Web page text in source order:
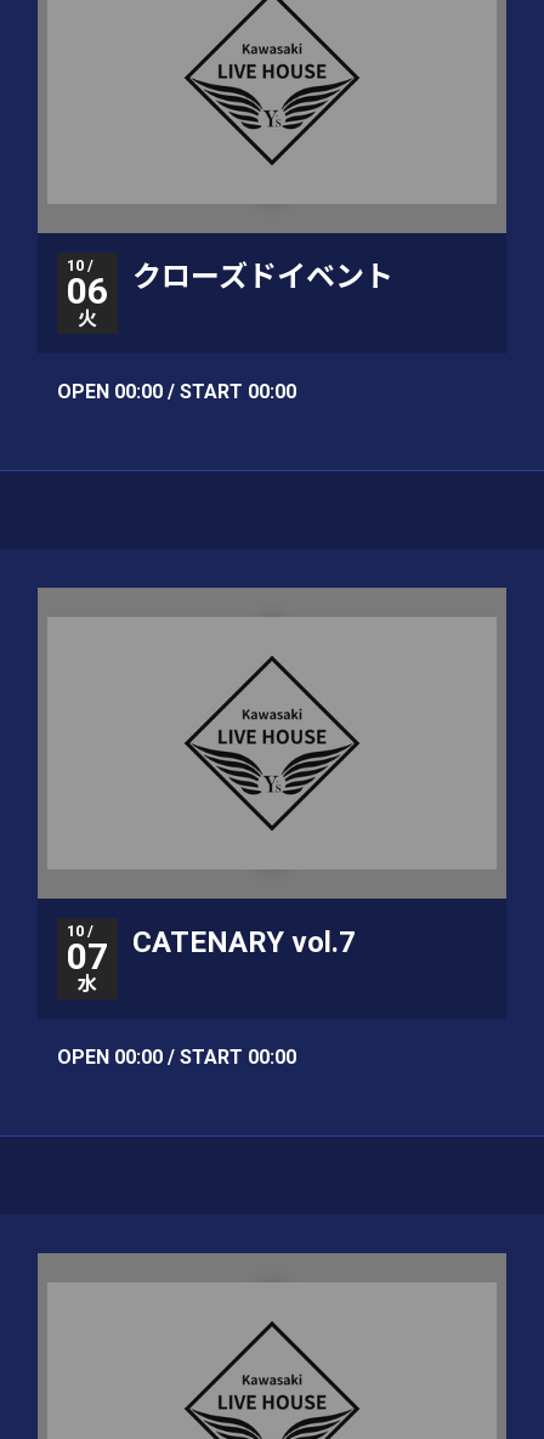
10 /
06
火
クローズドイベント
OPEN 00:00 / START 00:00
10 /
07
水
CATENARY vol.7
OPEN 00:00 / START 00:00